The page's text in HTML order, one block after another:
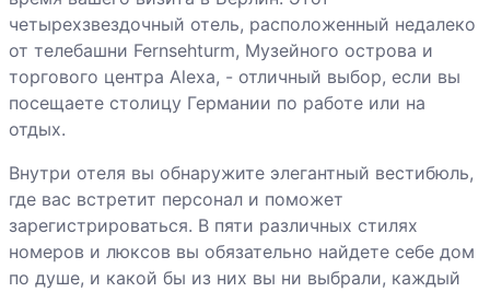
четырехзвездочный отель, расположенный недалеко
от телебашни Fernsehturm, Музейного острова и
торгового центра Alexa, - отличный выбор, если вы
посещаете столицу Германии по работе или на
отдых.
Внутри отеля вы обнаружите элегантный вестибюль,
где вас встретит персонал и поможет
зарегистрироваться. В пяти различных стилях
номеров и люксов вы обязательно найдете себе дом
по душе, и какой бы из них вы ни выбрали, каждый